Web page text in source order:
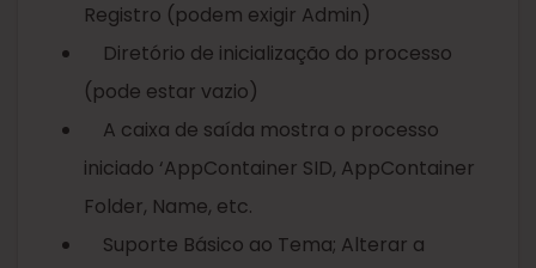
Registro (podem exigir Admin)
Diretório de inicialização do processo
(pode estar vazio)
A caixa de saída mostra o processo
iniciado ‘AppContainer SID, AppContainer
Folder, Name, etc.
Suporte Básico ao Tema; Alterar a